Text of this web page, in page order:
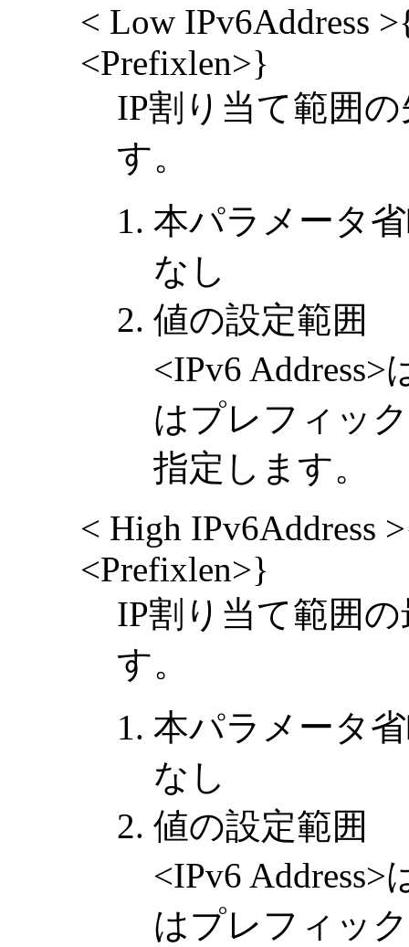
< Low IPv6Address
<Prefixlen>}
IP割り当て範囲
す。
本パラメータ
なし
値の設定範囲
<IPv6
はプレフィッ
指定します。
< High IPv6Address
<Prefixlen>}
IP割り当て範囲
す。
本パラメータ
なし
値の設定範囲
<IPv6
はプレフィッ